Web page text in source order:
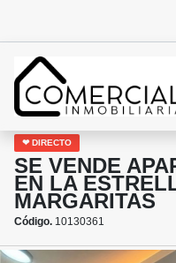
❤ DIRECTO
SE VENDE
EN LA
MARGARITAS
Código. 10130361